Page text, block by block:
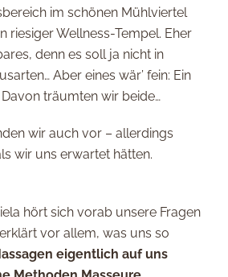
im schönen Mühlviertel
riesiger Wellness-Tempel. Eher
denn es soll ja nicht in
Aber eines wär’ fein: Ein
Davon träumten wir beide…
wir auch vor – allerdings
wir uns erwartet hätten.
hört sich vorab unsere Fragen
vor allem, was uns so
eigentlich auf uns